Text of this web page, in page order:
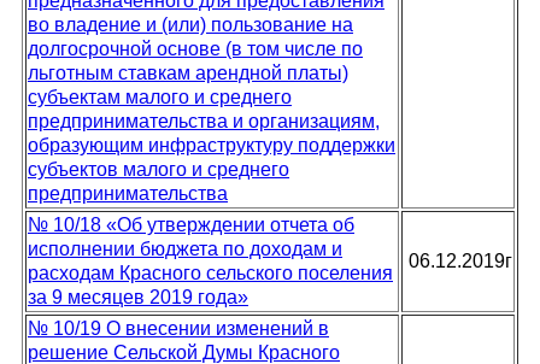
во владение и (или) пользование на
долгосрочной основе (в том числе по
льготным ставкам арендной платы)
субъектам малого и среднего
предпринимательства и организациям,
образующим инфраструктуру поддержки
субъектов малого и среднего
предпринимательства
№ 10/18 «Об утверждении отчета об
исполнении бюджета по доходам и
расходам Красного сельского поселения
за 9 месяцев 2019 года»
06.12.2019г
№ 10/19 О внесении изменений в
решение Сельской Думы Красного